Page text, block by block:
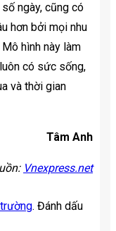
ngày, cũng có
hơn bởi mọi nhu
hình này làm
có sức sống,
và thời gian
Tâm Anh
Vnexpress.net
. Đánh dấu